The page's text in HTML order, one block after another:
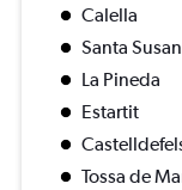
Calella
Santa
La Pineda
Estartit
Tossa de